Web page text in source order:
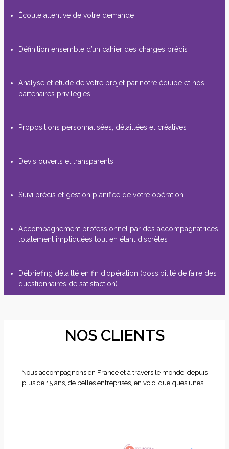
Écoute attentive de votre demande
Définition ensemble d’un cahier des charges précis
Analyse et étude de votre projet par notre équipe et nos
partenaires privilégiés
Propositions personnalisées, détaillées et créatives
Devis ouverts et transparents
Suivi précis et gestion planifiée de votre opération
Accompagnement professionnel par des accompagnatrices
totalement impliquées tout en étant discrètes
Débriefing détaillé en fin d’opération (possibilité de faire des
questionnaires de satisfaction)
NOS CLIENTS
Nous accompagnons en France et à travers le monde, depuis
plus de 15 ans, de belles entreprises, en voici quelques unes…